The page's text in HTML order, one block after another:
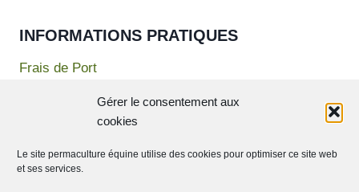
Gérer le consentement aux
cookies
Le site permaculture équine utilise des cookies pour optimiser ce site web
et ses services.
INFORMATIONS PRATIQUES
Frais de Port
Politique de confidentialité